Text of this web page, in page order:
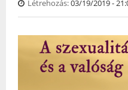
Létrehozás:03/19/2019 -